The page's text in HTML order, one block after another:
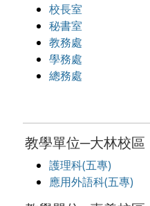
校長室
秘書室
教務處
學務處
總務處
教學單位─大林校區
護理科(五專)
應用外語科(五專)